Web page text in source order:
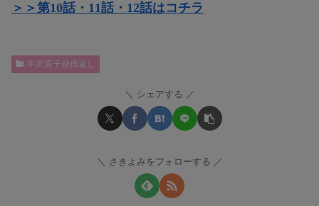
＞＞第10話・11話・12話はコチラ
半沢直子@倍返し
シェアする
さきよみをフォローする